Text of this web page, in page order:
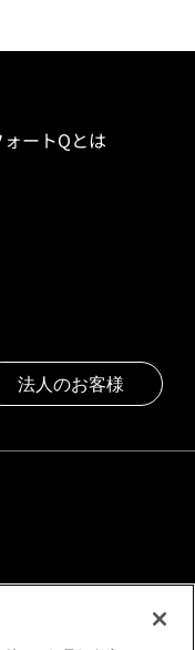
ートQとは
法人のお客様